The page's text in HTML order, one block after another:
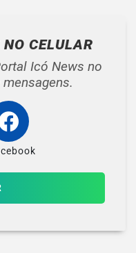
NO CELULAR
Icó News no